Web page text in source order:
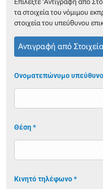
τα στοιχεία του νόμιμου
στοιχεία του υπεύθυνου
Αντιγραφή από
Ονοματεπώνυμο
Θέση *
Κινητό τηλέφωνο *